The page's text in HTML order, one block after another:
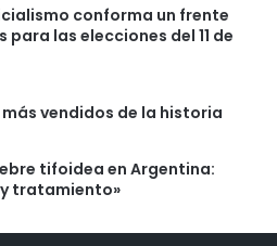
conforma un frente
para las elecciones del 11 de
vendidos de la historia
tifoidea en Argentina:
tratamiento»